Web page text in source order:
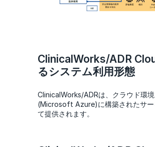
ClinicalWorks/ADR
るシステム利用形態
ClinicalWorks/ADRは、クラウド環境
(Microsoft Azure)に構築されたサー
て提供されます。